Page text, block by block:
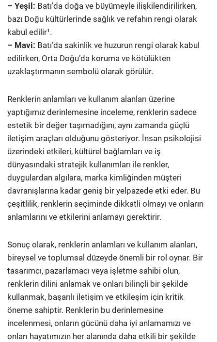
– Yeşil: Batı’da doğa ve büyümeyle ilişkilendirilirken,
bazı Doğu kültürlerinde sağlık ve refahın rengi olarak
kabul edilir¹.
– Mavi: Batı’da sakinlik ve huzurun rengi olarak kabul
edilirken, Orta Doğu’da koruma ve kötülükten
uzaklaştırmanın sembolü olarak görülür.
Renklerin anlamları ve kullanım alanları üzerine
yaptığımız derinlemesine inceleme, renklerin sadece
estetik bir değer taşımadığını, aynı zamanda güçlü
iletişim araçları olduğunu gösteriyor. İnsan psikolojisi
üzerindeki etkileri, kültürel bağlamları ve iş
dünyasındaki stratejik kullanımları ile renkler,
duygulardan algılara, marka kimliğinden müşteri
davranışlarına kadar geniş bir yelpazede etki eder. Bu
çeşitlilik, renklerin seçiminde dikkatli olmayı ve onların
anlamlarını ve etkilerini anlamayı gerektirir.
Sonuç olarak, renklerin anlamları ve kullanım alanları,
bireysel ve toplumsal düzeyde önemli bir rol oynar. Bir
tasarımcı, pazarlamacı veya işletme sahibi olun,
renklerin dilini anlamak ve onları bilinçli bir şekilde
kullanmak, başarılı iletişim ve etkileşim için kritik
öneme sahiptir. Renklerin bu derinlemesine
incelenmesi, onların gücünü daha iyi anlamamızı ve
onları hayatımızın her alanında daha etkili bir şekilde